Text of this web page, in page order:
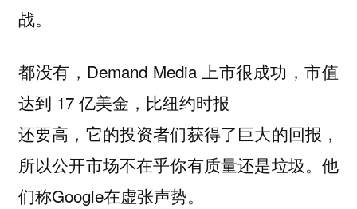
战。
都没有，Demand Media 上市很成功，市值
达到 17 亿美金，比纽约时报
还要高，它的投资者们获得了巨大的回报，
所以公开市场不在乎你有质量还是垃圾。他
们称Google在虚张声势。